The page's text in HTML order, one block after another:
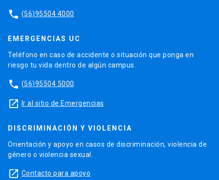
phone (56)95504 4000
EMERGENCIAS UC
Teléfono en caso de accidente o situación que ponga en
riesgo tu vida dentro de algún campus.
phone (56)95504 5000
launch Ir al sitio de Emergencias
DISCRIMINACIÓN Y VIOLENCIA
Orientación y apoyo en casos de discriminación, violencia de
género o violencia sexual.
launch Contacto para apoyo